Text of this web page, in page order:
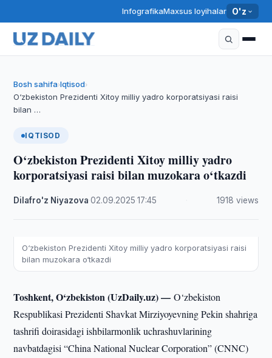
InfografikaMaxsus loyihalar O'z
Bosh sahifa›Iqtisod›
O‘zbekiston Prezidenti Xitoy milliy yadro korporatsiyasi raisi
bilan …
IQTISOD
O‘zbekiston Prezidenti Xitoy milliy yadro
korporatsiyasi raisi bilan muzokara o‘tkazdi
Dilafro'z Niyazova ·02.09.2025 ·17:45 1918 views
O‘zbekiston Prezidenti Xitoy milliy yadro korporatsiyasi raisi
bilan muzokara o‘tkazdi
Toshkent, O‘zbekiston (UzDaily.uz) —O‘zbekiston
Respublikasi Prezidenti Shavkat Mirziyoyevning Pekin shahriga
tashrifi doirasidagi ishbilarmonlik uchrashuvlarining
navbatdagisi “China National Nuclear Corporation” (CNNC)